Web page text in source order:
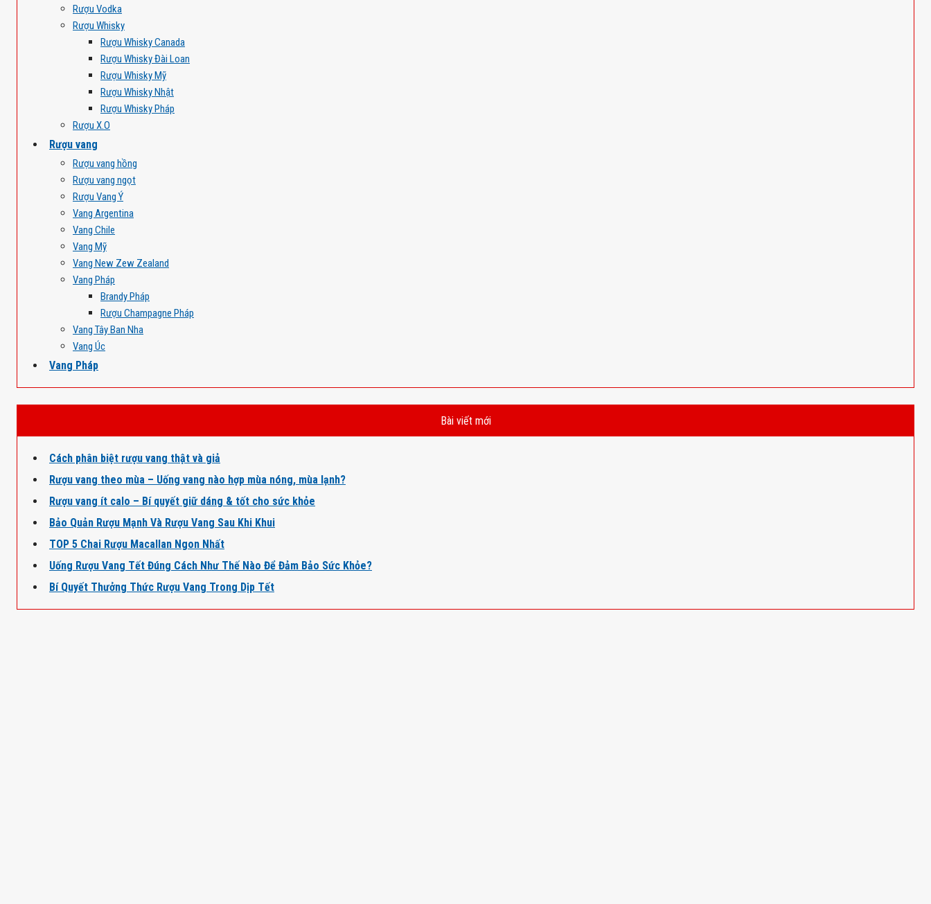
Rượu Vodka
Rượu Whisky
Rượu Whisky Canada
Rượu Whisky Đài Loan
Rượu Whisky Mỹ
Rượu Whisky Nhật
Rượu Whisky Pháp
Rượu X.O
Rượu vang
Rượu vang hồng
Rượu vang ngọt
Rượu Vang Ý
Vang Argentina
Vang Chile
Vang Mỹ
Vang New Zew Zealand
Vang Pháp
Brandy Pháp
Rượu Champagne Pháp
Vang Tây Ban Nha
Vang Úc
Vang Pháp
Bài viết mới
Cách phân biệt rượu vang thật và giả
Rượu vang theo mùa – Uống vang nào hợp mùa nóng, mùa lạnh?
Rượu vang ít calo – Bí quyết giữ dáng & tốt cho sức khỏe
Bảo Quản Rượu Mạnh Và Rượu Vang Sau Khi Khui
TOP 5 Chai Rượu Macallan Ngon Nhất
Uống Rượu Vang Tết Đúng Cách Như Thế Nào Để Đảm Bảo Sức Khỏe?
Bí Quyết Thưởng Thức Rượu Vang Trong Dịp Tết